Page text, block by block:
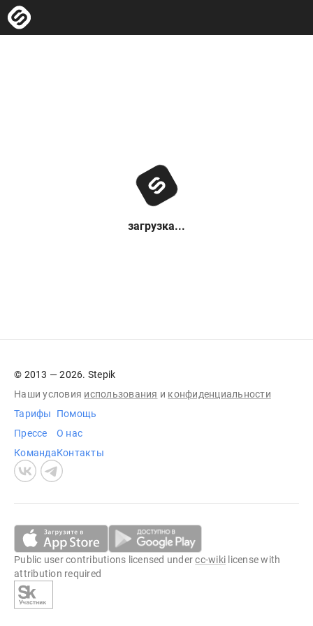
загрузка...
© 2013 — 2026. Stepik
Наши условия использования и конфиденциальности
Тарифы
Прессе
Команда
Помощь
О нас
Контакты
Public user contributions licensed undercc-wiki license with
attribution required